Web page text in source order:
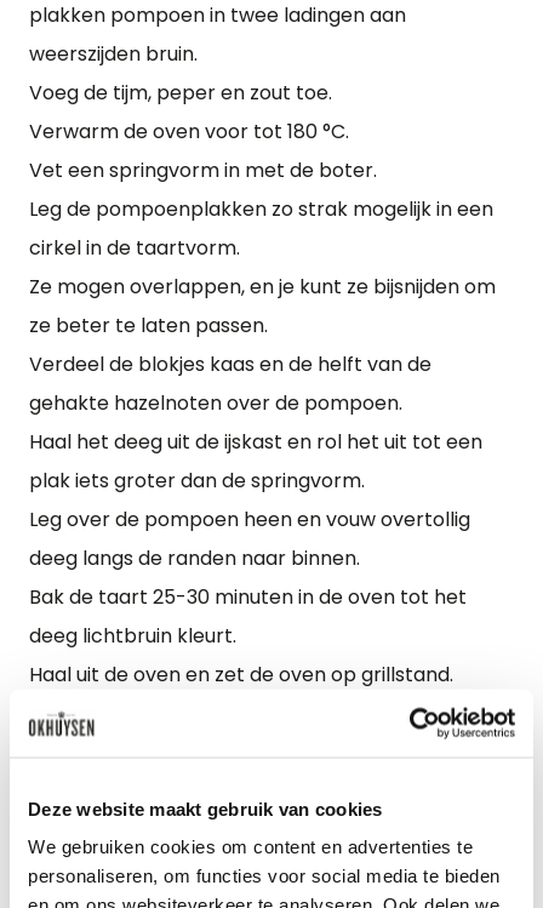
Deze website maakt gebruik van cookies
We gebruiken cookies om content en advertenties te
personaliseren, om functies voor social media te bieden
plakken pompoen in twee ladingen aan
weerszijden bruin.
Voeg de tijm, peper en zout toe.
Verwarm de oven voor tot 180 °C.
Vet een springvorm in met de boter.
Leg de pompoenplakken zo strak mogelijk in een
cirkel in de taartvorm.
Ze mogen overlappen, en je kunt ze bijsnijden om
ze beter te laten passen.
Verdeel de blokjes kaas en de helft van de
gehakte hazelnoten over de pompoen.
Haal het deeg uit de ijskast en rol het uit tot een
plak iets groter dan de springvorm.
Leg over de pompoen heen en vouw overtollig
deeg langs de randen naar binnen.
Bak de taart 25-30 minuten in de oven tot het
deeg lichtbruin kleurt.
Haal uit de oven en zet de oven op grillstand.
Bekleed een bakplaat met bakpapier.
de gesmolten boter.